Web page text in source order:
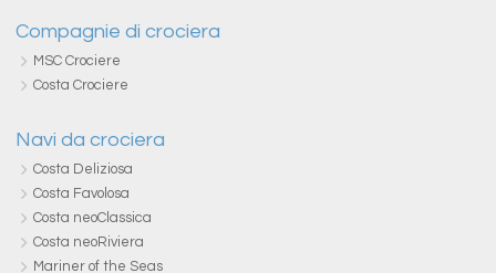
Compagnie di crociera
MSC Crociere
Costa Crociere
Navi da crociera
Costa Deliziosa
Costa Favolosa
Costa neoClassica
Costa neoRiviera
Mariner of the Seas